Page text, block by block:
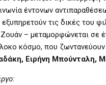
έντονων
τις δικές του
– μεταμορφώνεται σε
κόσμο, που ζωντανεύουν
Ειρήνη Μπούνταλη,